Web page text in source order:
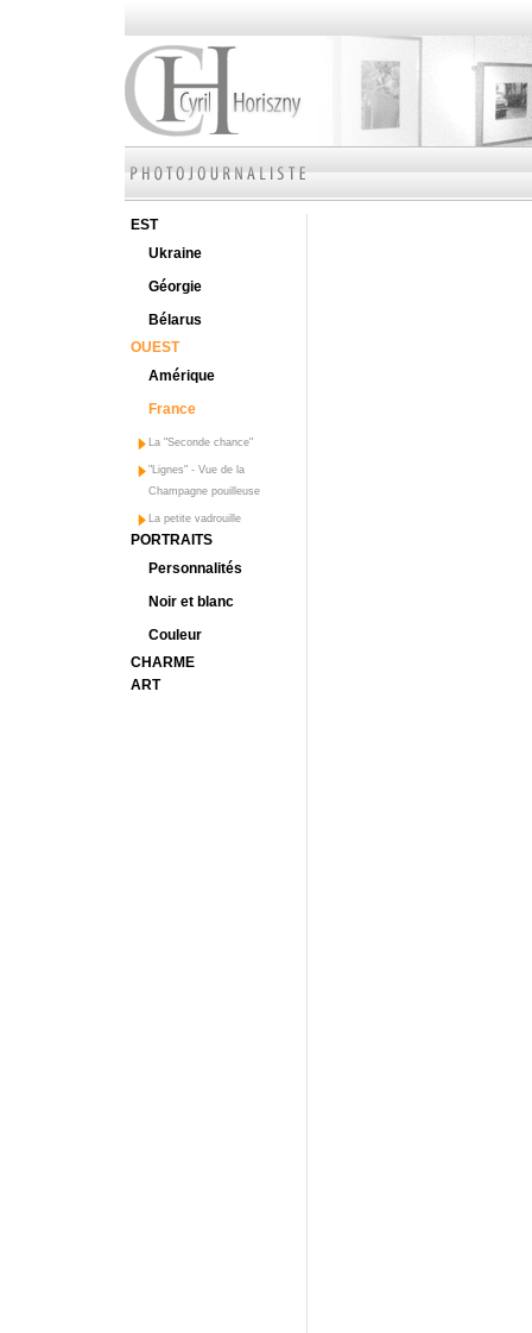
EST
Ukraine
Géorgie
Bélarus
OUEST
Amérique
France
La "Seconde chance"
"Lignes" - Vue de la
Champagne pouilleuse
La petite vadrouille
PORTRAITS
Personnalités
Noir et blanc
Couleur
CHARME
ART